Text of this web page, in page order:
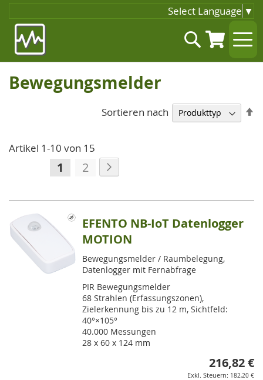
Select Language ▼
Inhalt
springen
Suche
Bewegungsmelder
Artikel 1-10 von 15
Seite
Sie
gerade
die
Seite
1 Seite
2
Sortieren nach
EFENTO NB-IoT Datenlogger
MOTION
Bewegungsmelder / Raumbelegung,
Datenlogger mit Fernabfrage
PIR Bewegungsmelder
68 Strahlen (Erfassungszonen),
Zielerkennung bis zu 12 m, Sichtfeld:
40°×105°
40.000 Messungen
28 x 60 x 124 mm
216,82 €
182,20 €